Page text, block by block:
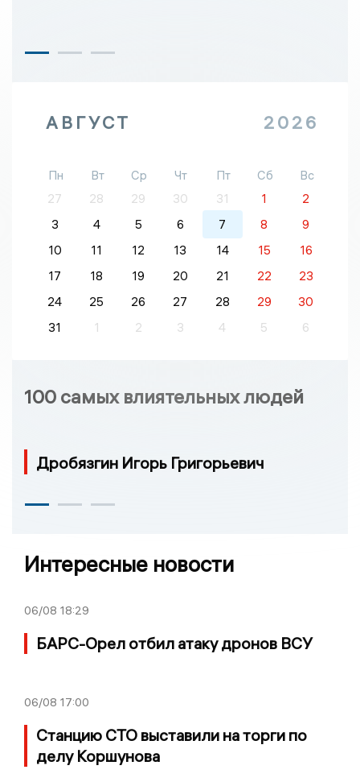
АВГУСТ 2026
Пн Вт Ср Чт Пт Сб
Вс
27
28 29 30 31 1
2
3
4 5 6 7 8
9
10
11 12 13 14 15
16
17
18 19 20 21 22
23
24
25 26 27 28 29
30
31
1 2 3 4 5 6
100 самых влиятельных людей
Дробязгин Игорь Григорьевич
Интересные новости
06/08 18:29
БАРС-Орел отбил атаку дронов ВСУ
06/08 17:00
Станцию СТО выставили на торги по
делу Коршунова